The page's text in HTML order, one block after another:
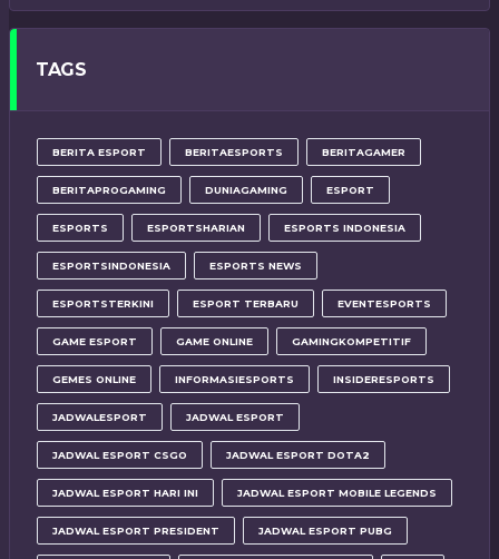
TAGS
BERITA ESPORT BERITAESPORTS BERITAGAMER
BERITAPROGAMING DUNIAGAMING ESPORT
ESPORTS ESPORTSHARIAN ESPORTS INDONESIA
ESPORTSINDONESIA ESPORTS NEWS
ESPORTSTERKINI ESPORT TERBARU EVENTESPORTS
GAME ESPORT GAME ONLINE GAMINGKOMPETITIF
GEMES ONLINE INFORMASIESPORTS INSIDERESPORTS
JADWALESPORT JADWAL ESPORT
JADWAL ESPORT CSGO JADWAL ESPORT DOTA2
JADWAL ESPORT HARI INI JADWAL ESPORT MOBILE LEGENDS
JADWAL ESPORT PRESIDENT JADWAL ESPORT PUBG